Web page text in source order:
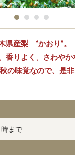
県産梨 “かおり”。
香りよく、さわや
の味覚なので、是
時まで